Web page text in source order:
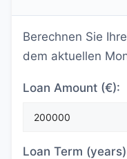
Berechnen Sie
dem aktuellen
Loan Amount (€):
Loan Term